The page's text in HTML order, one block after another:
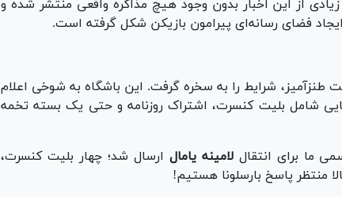
از این اخبار بدون وجود هیچ مذاکره واقعی منتشر شده و
فضای رسانه‌ای پیرامون بازیکن شکل گرفته است.
طنزآمیز، شرایط را به سخره گرفت. این باشگاه به شوخی اعلام
شامل بلیت کنسرت، اشتراک روزنامه و حتی یک بسته تخمه
ما برای انتقال لامینه یامال ارسال شد؛ چهار بلیت کنسرت،
منتظر پاسخ بارسلونا هستیم!